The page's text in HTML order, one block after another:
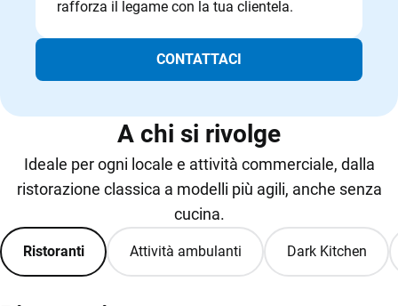
rafforza il legame con la tua clientela.
CONTATTACI
A chi si rivolge
Ideale per ogni locale e attività commerciale, dalla
ristorazione classica a modelli più agili, anche senza
cucina.
Ristoranti Attività ambulanti Dark Kitchen